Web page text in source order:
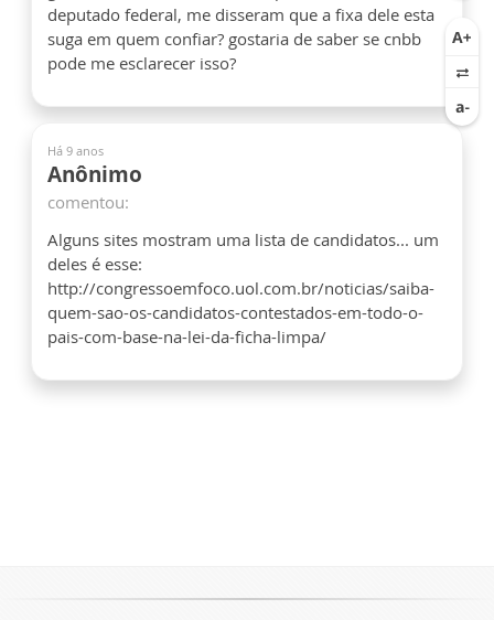
deputado federal, me disseram que a fixa dele esta
suga em quem confiar? gostaria de saber se cnbb
pode me esclarecer isso?
Há 9 anos
Anônimo
comentou:
Alguns sites mostram uma lista de candidatos... um
deles é esse:
http://congressoemfoco.uol.com.br/noticias/saiba-
quem-sao-os-candidatos-contestados-em-todo-o-
pais-com-base-na-lei-da-ficha-limpa/